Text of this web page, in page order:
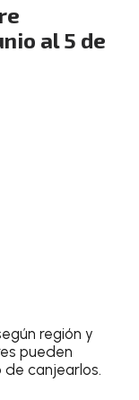
al 5 de
región y
pueden
canjearlos.